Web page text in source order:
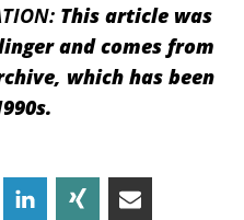
This article was
and comes from
which has been